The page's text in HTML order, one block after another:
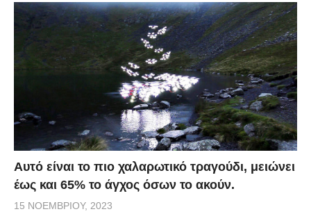
Αυτό είναι το πιο χαλαρωτικό τραγούδι, μειώνει
έως και 65% το άγχος όσων το ακούν.
15 ΝΟΕΜΒΡΊΟΥ, 2023